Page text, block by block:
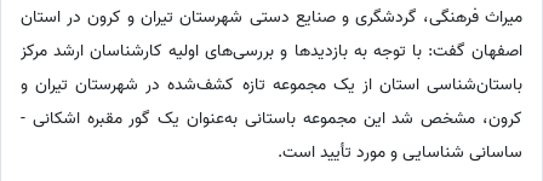
میراث‌ فرهنگی، گردشگری و صنایع‌ دستی شهرستان تیران و کرون در استان
اصفهان گفت: با توجه به بازدیدها و بررسی‌های اولیه کارشناسان ارشد مرکز
باستان‌شناسی استان از یک مجموعه تازه کشف‌شده در شهرستان تیران و
کرون، مشخص شد این مجموعه باستانی به‌عنوان یک گور مقبره اشکانی -
ساسانی شناسایی و مورد تأیید است.